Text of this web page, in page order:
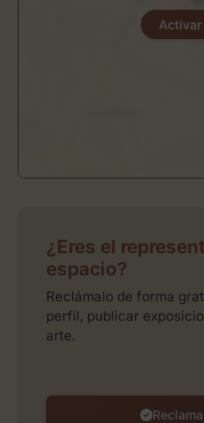
¿Eres el
espacio?
Reclámalo de forma
perfil, publicar
arte.